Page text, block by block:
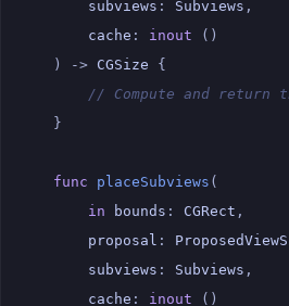
subviews : Subviews ,
cache : inout
()
)
-> CGSize
{
// Compute and return
}
func placeSubviews (
in
bounds : CGRect ,
proposal :
subviews : Subviews ,
cache : inout
()